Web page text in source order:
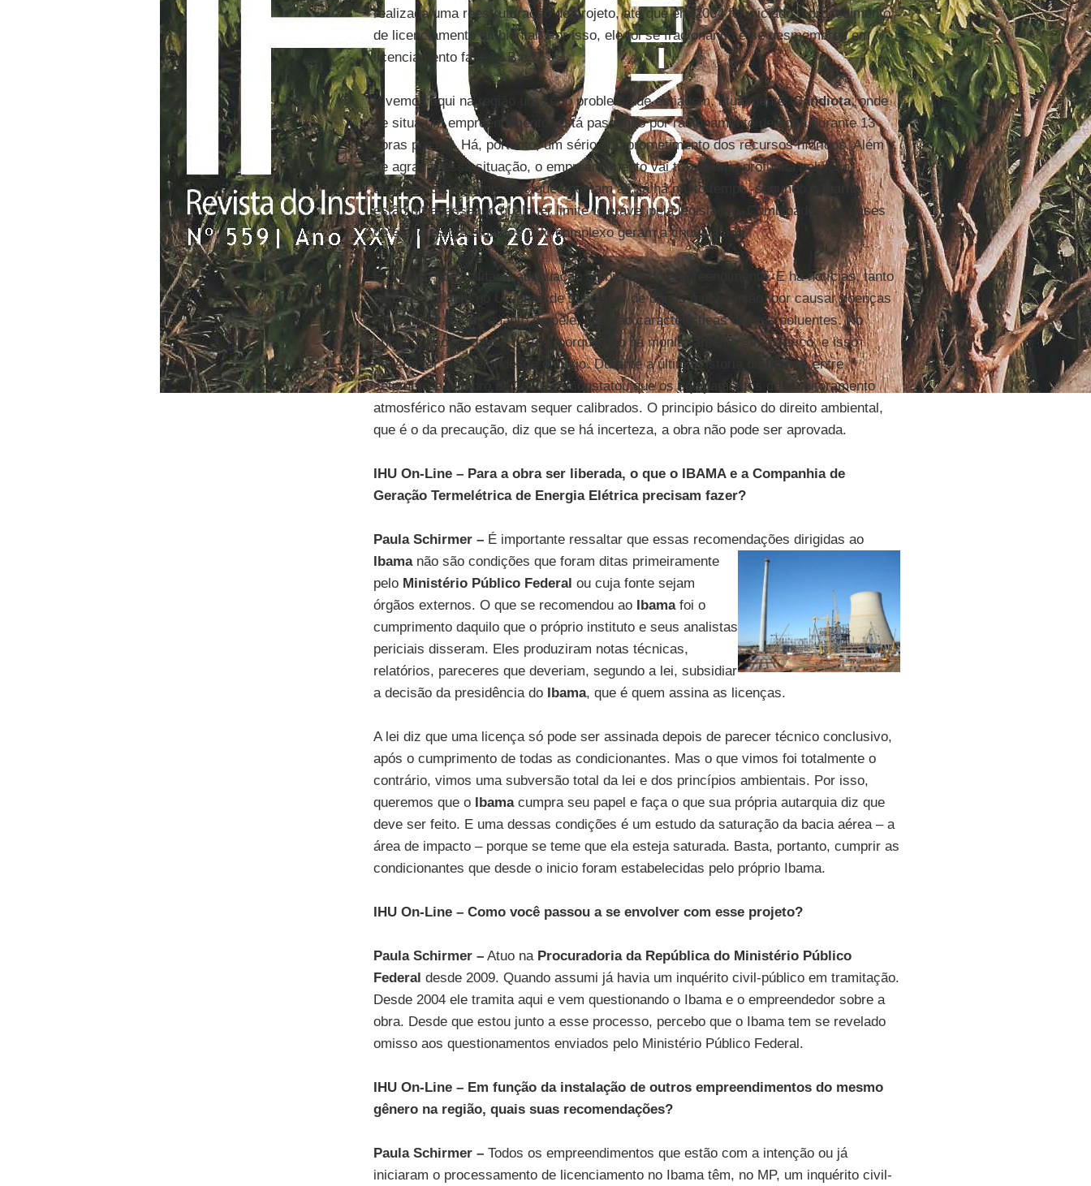
realizada uma reestruturação do projeto, até que em 2004 foi iniciado o procedimento
de licenciamento ambiental. Por isso, ele foi se fracionando e se desmembrou em
licenciamento fase A, B e C.
Vivemos aqui na região um sério problema de estiagem, atualmente.Candiota, onde
se situa um empreendimento, está passando por racionamento de água durante 13
horas por dia. Há, portanto, um sério comprometimento dos recursos hídricos. Além
de agravar essa situação, o empreendimento vai trazer uma profunda poluição
atmosférica. As emissões que apontam ali, já há muito tempo, segundo o
Ibama,
estão ultrapassando qualquer limite tolerável pela legislação. Combinados, os gases
de efeito estufa emitidos pelo complexo geram a chuva ácida.
É preciso possibilitar a adequação ambiental do empreendimento. E há notícias, tanto
no Brasil quanto no Uruguai, de suspeitas de danos à população, por causar doenças
tanto respiratórias quanto de pele, que são características desses poluentes. No
entanto, não há dados certos, porque não há monitoramento atmosférico, e isso
deveria ter sido feito desde o início. Durante a última vistoria do
Ibama, entre
setembro e outubro de 2010, se constatou que os equipamentos de monitoramento
atmosférico não estavam sequer calibrados. O principio básico do direito ambiental,
que é o da precaução, diz que se há incerteza, a obra não pode ser aprovada.
IHU On-Line – Para a obra ser liberada, o que o IBAMA e a Companhia de
Geração Termelétrica de Energia Elétrica precisam fazer?
Paula Schirmer – É importante ressaltar que essas recomendações dirigidas ao
Ibamanão são condições que foram ditas primeiramente
pelo Ministério Público Federal ou cuja fonte sejam
órgãos externos. O que se recomendou ao Ibamafoi o
cumprimento daquilo que o próprio instituto e seus analistas
periciais disseram. Eles produziram notas técnicas,
relatórios, pareceres que deveriam, segundo a lei, subsidiar
a decisão da presidência do Ibama, que é quem assina as licenças.
A lei diz que uma licença só pode ser assinada depois de parecer técnico conclusivo,
após o cumprimento de todas as condicionantes. Mas o que vimos foi totalmente o
contrário, vimos uma subversão total da lei e dos princípios ambientais. Por isso,
queremos que o Ibamacumpra seu papel e faça o que sua própria autarquia diz que
deve ser feito. E uma dessas condições é um estudo da saturação da bacia aérea – a
área de impacto – porque se teme que ela esteja saturada. Basta, portanto, cumprir as
condicionantes que desde o inicio foram estabelecidas pelo próprio Ibama.
IHU On-Line – Como você passou a se envolver com esse projeto?
Paula Schirmer –Atuo naProcuradoria da República do Ministério Público
Federal desde 2009. Quando assumi já havia um inquérito civil-público em tramitação.
Desde 2004 ele tramita aqui e vem questionando o Ibama e o empreendedor sobre a
obra. Desde que estou junto a esse processo, percebo que o Ibama tem se revelado
omisso aos questionamentos enviados pelo Ministério Público Federal.
IHU On-Line – Em função da instalação de outros empreendimentos do mesmo
gênero na região, quais suas recomendações?
Paula Schirmer –Todos os empreendimentos que estão com a intenção ou já
iniciaram o processamento de licenciamento no Ibama têm, no MP, um inquérito civil-